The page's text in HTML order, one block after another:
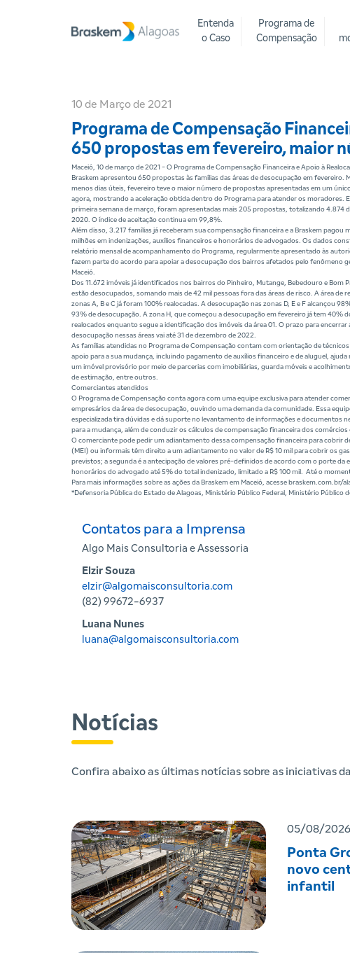
Entenda
o Caso
Programa de
Compensação
10 de Março de 2021
Programa de Compensação
650 propostas em fevereiro, maior
Maceió, 10 de março de 2021 - O Programa de Compensação Financeira e Apoio à
Braskem apresentou 650 propostas às famílias das áreas de desocupação em fevereiro.
menos dias úteis, fevereiro teve o maior número de propostas apresentadas em um
agora, mostrando a aceleração obtida dentro do Programa para atender os moradores.
primeira semana de março, foram apresentadas mais 205 propostas, totalizando 4.874
2020. O índice de aceitação continua em 99,8%.
Além disso, 3.217 famílias já receberam sua compensação financeira e a Braskem pagou
milhões em indenizações, auxílios financeiros e honorários de advogados. Os dados
relatório mensal de acompanhamento do Programa, regularmente apresentado às
fazem parte do acordo para apoiar a desocupação dos bairros afetados pelo fenômeno
Maceió.
Dos 11.672 imóveis já identificados nos bairros do Pinheiro, Mutange, Bebedouro e Bom
estão desocupados, somando mais de 42 mil pessoas fora das áreas de risco. A área de
zonas A, B e C já foram 100% realocadas. A desocupação nas zonas D, E e F alcançou
93% de desocupação. A zona H, que começou a desocupação em fevereiro já tem 40%
realocados enquanto segue a identificação dos imóveis da área 01. O prazo para encerrar
desocupação nessas áreas vai até 31 de dezembro de 2022.
As famílias atendidas no Programa de Compensação contam com orientação de técnicos
apoio para a sua mudança, incluindo pagamento de auxílios financeiro e de aluguel, ajuda
um imóvel provisório por meio de parcerias com imobiliárias, guarda móveis e
de estimação, entre outros.
Comerciantes atendidos
O Programa de Compensação conta agora com uma equipe exclusiva para atender
empresários da área de desocupação, ouvindo uma demanda da comunidade. Essa
especializada tira dúvidas e dá suporte no levantamento de informações e documentos
para a mudança, além de conduzir os cálculos de compensação financeira dos comércios
O comerciante pode pedir um adiantamento dessa compensação financeira para cobrir
(MEI) ou informais têm direito a um adiantamento no valor de R$ 10 mil para cobrir os
previstos; a segunda é a antecipação de valores pré-definidos de acordo com o porte
honorários do advogado até 5% do total indenizado, limitado a R$ 100 mil. Até o
Para mais informações sobre as ações da Braskem em Maceió, acesse braskem.com.br/
*Defensoria Pública do Estado de Alagoas, Ministério Público Federal, Ministério Público
Contatos para a Imprensa
Algo Mais Consultoria e Assessoria
Elzir Souza
elzir@algomaisconsultoria.com
(82) 99672-6937
Luana Nunes
luana@algomaisconsultoria.com
Notícias
Confira abaixo as últimas notícias sobre as iniciativas
05/08/2026
Ponta
novo
infantil